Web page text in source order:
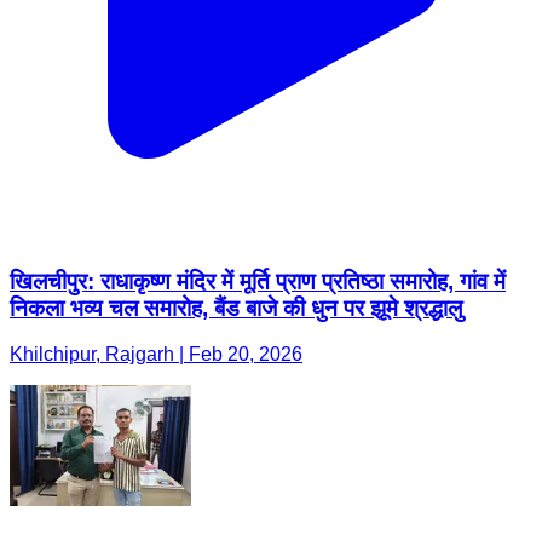
खिलचीपुर: राधाकृष्ण मंदिर में मूर्ति प्राण प्रतिष्ठा समारोह, गांव में
निकला भव्य चल समारोह, बैंड बाजे की धुन पर झूमे श्रद्धालु
Khilchipur, Rajgarh | Feb 20, 2026